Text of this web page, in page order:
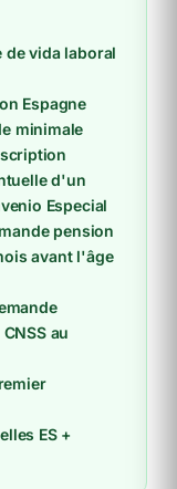
vida laboral
Espagne
minimale
d'un
Especial
pension
avant l'âge
au
ES +